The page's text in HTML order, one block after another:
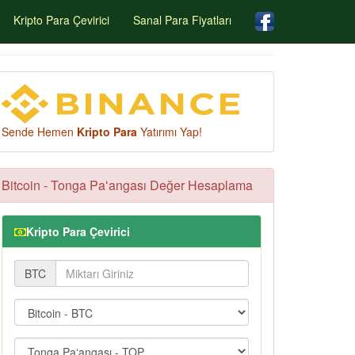
Kripto Para Çevirici Sanal Para Fiyatları
Sende Hemen Kripto Para Yatırımı Yap!
Bitcoin - Tonga Paʻangası Değer Hesaplama
Kripto Para Çevirici
BTC